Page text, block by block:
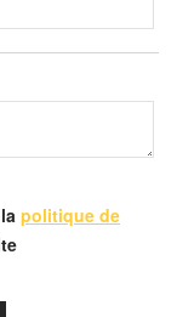
politique de